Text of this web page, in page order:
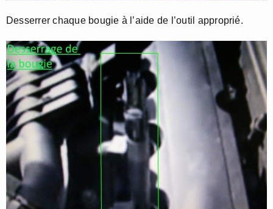
Desserrer chaque bougie à l’aide de l’outil approprié.